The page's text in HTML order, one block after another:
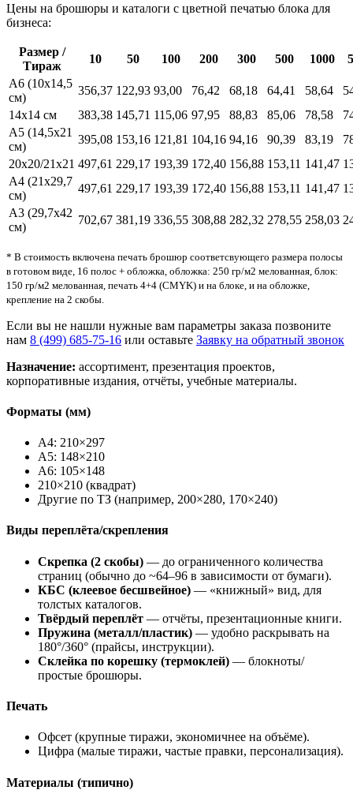
Цены на брошюры и каталоги с цветной печатью блока для
бизнеса:
Размер /
Тираж
10 50 100 200 300 500 1000
А6 (10х14,5
см)
356,37 122,93 93,00 76,42 68,18 64,41 58,64
14х14 см
383,38 145,71 115,06 97,95 88,83 85,06 78,58
А5 (14,5х21
см)
395,08 153,16 121,81 104,16 94,16 90,39 83,19
20x20/21x21 497,61 229,17 193,39 172,40 156,88 153,11 141,47
А4 (21х29,7
см)
497,61 229,17 193,39 172,40 156,88 153,11 141,47
А3 (29,7х42
см)
702,67 381,19 336,55 308,88 282,32 278,55 258,03
* В стоимость включена печать брошюр соответсвующего размера полосы
в готовом виде, 16 полос + обложка, обложка: 250 гр/м2 мелованная, блок:
150 гр/м2 мелованная, печать 4+4 (CMYK) и на блоке, и на обложке,
крепление на 2 скобы.
Если вы не нашли нужные вам параметры заказа позвоните
нам 8 (499) 685-75-16 или оставьте Заявку на обратный звонок
Назначение: ассортимент, презентация проектов,
корпоративные издания, отчёты, учебные материалы.
Форматы (мм)
A4: 210×297
A5: 148×210
A6: 105×148
210×210 (квадрат)
Другие по ТЗ (например, 200×280, 170×240)
Виды переплёта/скрепления
Скрепка (2 скобы) — до ограниченного количества
страниц (обычно до ~64–96 в зависимости от бумаги).
КБС (клеевое бесшвейное) — «книжный» вид, для
толстых каталогов.
Твёрдый переплёт — отчёты, презентационные книги.
Пружина (металл/пластик) — удобно раскрывать на
180°/360° (прайсы, инструкции).
Склейка по корешку (термоклей) — блокноты/
простые брошюры.
Печать
Офсет (крупные тиражи, экономичнее на объёме).
Цифра (малые тиражи, частые правки, персонализация).
Материалы (типично)